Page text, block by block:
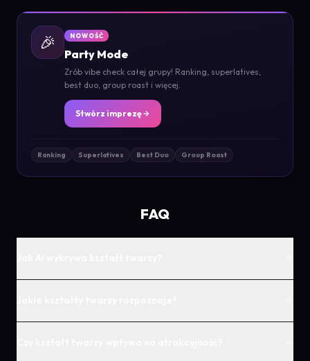
🎉 NOWOŚĆ
Party Mode
Zrób vibe check całej grupy! Ranking, superlatives,
best duo, group roast i więcej.
Stwórz imprezę
Ranking Superlatives Best Duo Group Roast
FAQ